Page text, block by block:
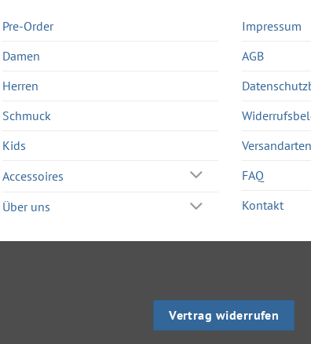
Pre-Order
Damen
Herren
Schmuck
Kids
Accessoires
Über uns
Impressum
AGB
Versandarten
FAQ
Kontakt
Vertrag widerrufen